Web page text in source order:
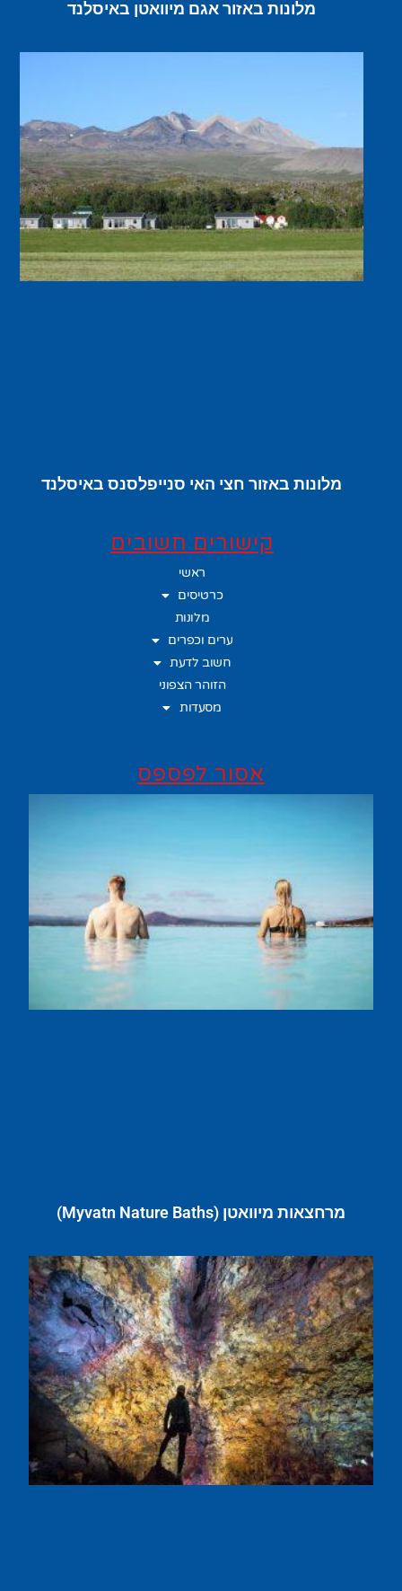
מלונות באזור אגם מיוואטן באיסלנד
מלונות באזור חצי האי סנייפלסנס באיסלנד
קישורים חשובים
ראשי
כרטיסים
מלונות
ערים וכפרים
חשוב לדעת
הזוהר הצפוני
מסעדות
אסור לפספס
מרחצאות מיוואטן (Myvatn Nature Baths)